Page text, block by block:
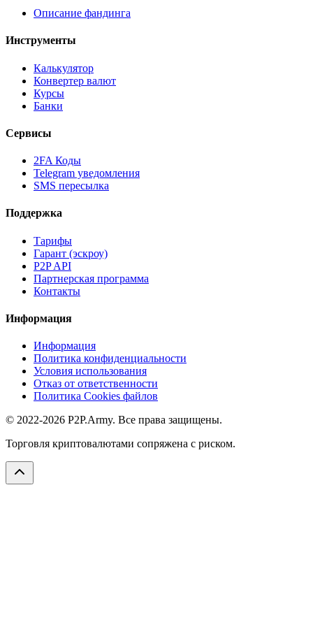
Описание фандинга
Инструменты
Калькулятор
Конвертер валют
Курсы
Банки
Сервисы
2FA Коды
Telegram уведомления
SMS пересылка
Поддержка
Тарифы
Гарант (эскроу)
P2P API
Партнерская программа
Контакты
Информация
Информация
Политика конфиденциальности
Условия использования
Отказ от ответственности
Политика Cookies файлов
© 2022-2026 P2P.Army. Все права защищены.
Торговля криптовалютами сопряжена с риском.